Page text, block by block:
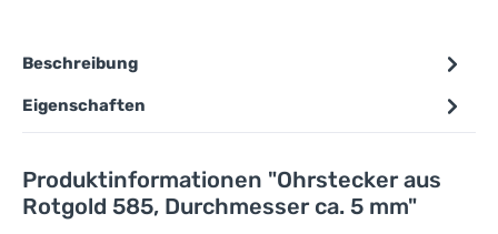
Beschreibung
Eigenschaften
Produktinformationen "Ohrstecker aus
Rotgold 585, Durchmesser ca. 5 mm"